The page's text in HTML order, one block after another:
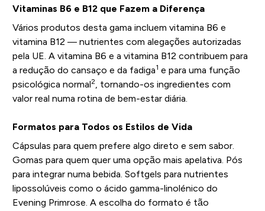
Vitaminas B6 e B12 que Fazem a Diferença
Vários produtos desta gama incluem vitamina B6 e
vitamina B12 — nutrientes com alegações autorizadas
pela UE. A vitamina B6 e a vitamina B12 contribuem para
a redução do cansaço e da fadiga1 e para uma função
psicológica normal2, tornando-os ingredientes com
valor real numa rotina de bem-estar diária.
Formatos para Todos os Estilos de Vida
Cápsulas para quem prefere algo direto e sem sabor.
Gomas para quem quer uma opção mais apelativa. Pós
para integrar numa bebida. Softgels para nutrientes
lipossolúveis como o ácido gamma-linolénico do
Evening Primrose. A escolha do formato é tão